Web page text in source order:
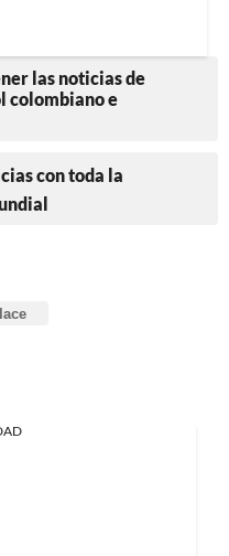
las noticias de
colombiano e
con toda la